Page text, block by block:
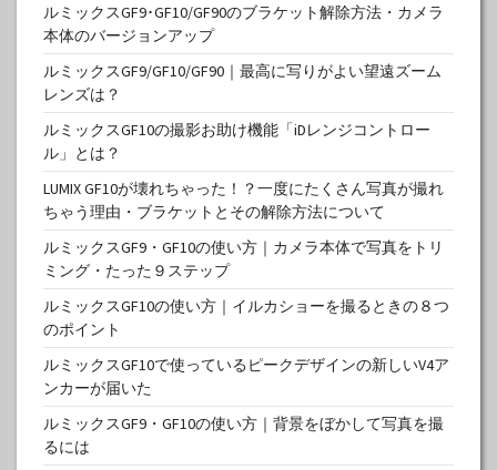
ルミックスGF9･GF10/GF90のブラケット解除方法・カメラ
本体のバージョンアップ
ルミックスGF9/GF10/GF90｜最高に写りがよい望遠ズーム
レンズは？
ルミックスGF10の撮影お助け機能「iDレンジコントロー
ル」とは？
LUMIX GF10が壊れちゃった！？一度にたくさん写真が撮れ
ちゃう理由・ブラケットとその解除方法について
ルミックスGF9・GF10の使い方｜カメラ本体で写真をトリ
ミング・たった９ステップ
ルミックスGF10の使い方｜イルカショーを撮るときの８つ
のポイント
ルミックスGF10で使っているピークデザインの新しいV4ア
ンカーが届いた
ルミックスGF9・GF10の使い方｜背景をぼかして写真を撮
るには